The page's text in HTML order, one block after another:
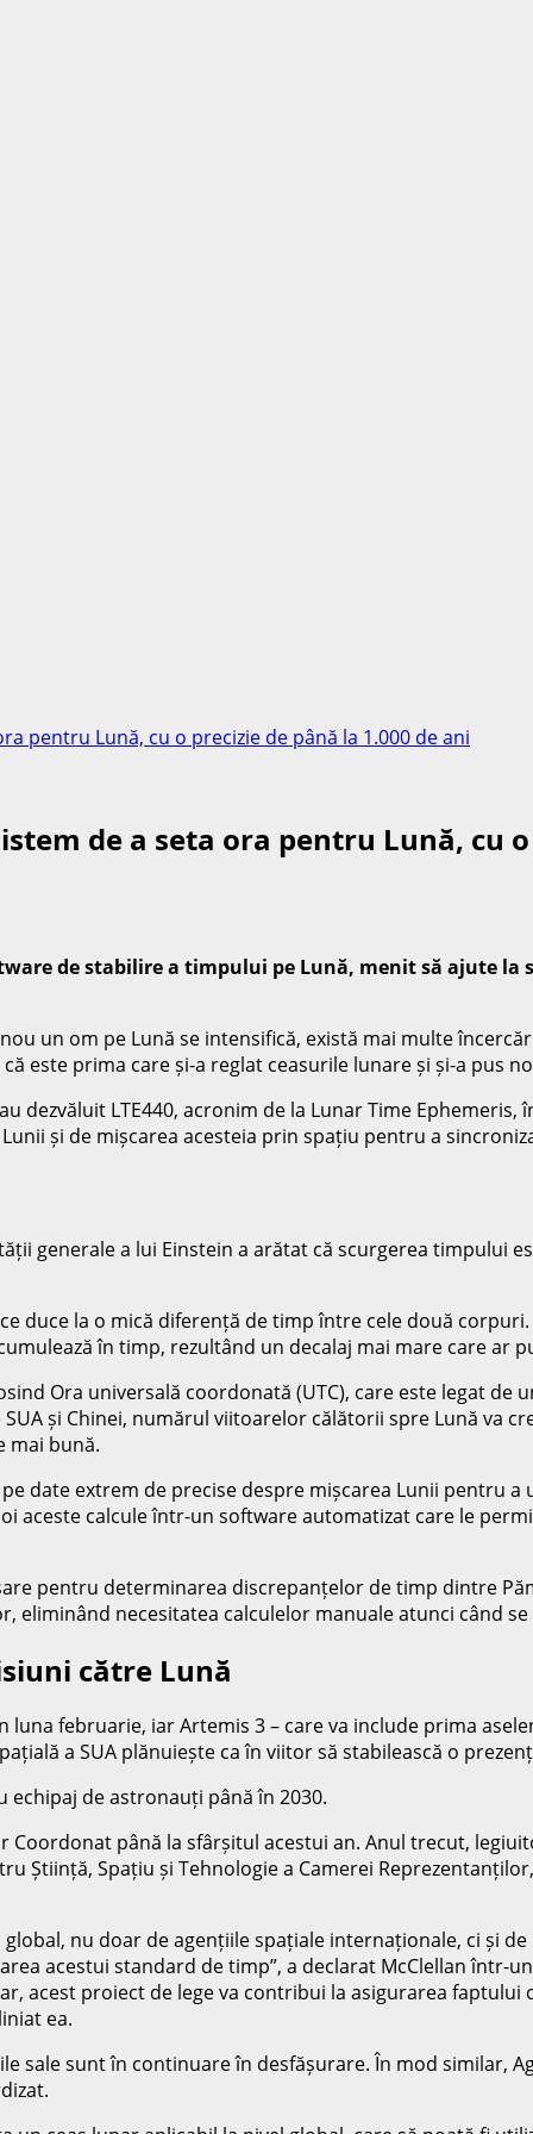
pentru Lună, cu o precizie de până la 1.000 de ani
de a seta ora pentru Lună, cu
de stabilire a timpului pe Lună, menit să ajute la
un om pe Lună se intensifică, există mai multe
este prima care și-a reglat ceasurile lunare și și-a
dezvăluit LTE440, acronim de la Lunar Time
și de mișcarea acesteia prin spațiu pentru a
generale a lui Einstein a arătat că scurgerea timpului
duce la o mică diferență de timp între cele două
în timp, rezultând un decalaj mai mare care ar
Ora universală coordonată (UTC), care este legat de
și Chinei, numărul viitoarelor călătorii spre Lună va
mai bună.
date extrem de precise despre mișcarea Lunii pentru
aceste calcule într-un software automatizat care le
pentru determinarea discrepanțelor de timp dintre
eliminând necesitatea calculelor manuale atunci când
către Lună
luna februarie, iar Artemis 3 – care va include prima
a SUA plănuiește ca în viitor să stabilească o
echipaj de astronauți până în 2030.
Coordonat până la sfârșitul acestui an. Anul trecut,
Știință, Spațiu și Tehnologie a Camerei
nu doar de agențiile spațiale internaționale, ci și
acestui standard de timp”, a declarat McClellan într-
acest proiect de lege va contribui la asigurarea faptului
ea.
sale sunt în continuare în desfășurare. În mod similar,